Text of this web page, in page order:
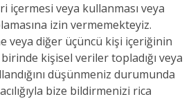
içermesi veya kullanması veya
izin vermemekteyiz.
veya diğer üçüncü kişi içeriğinin
kişisel veriler topladığı veya
düşünmeniz durumunda
bize bildirmenizi rica